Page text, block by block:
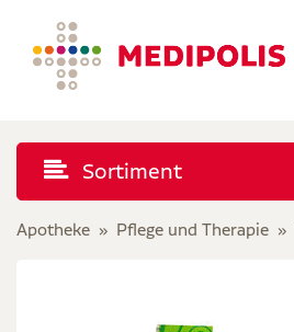
Sortiment
Apotheke Pflege und Therapie